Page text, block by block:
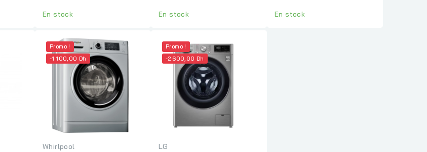
En stock En stock En stock
Promo !
-1 100,00 Dh
Whirlpool
Promo !
-2 600,00 Dh
LG